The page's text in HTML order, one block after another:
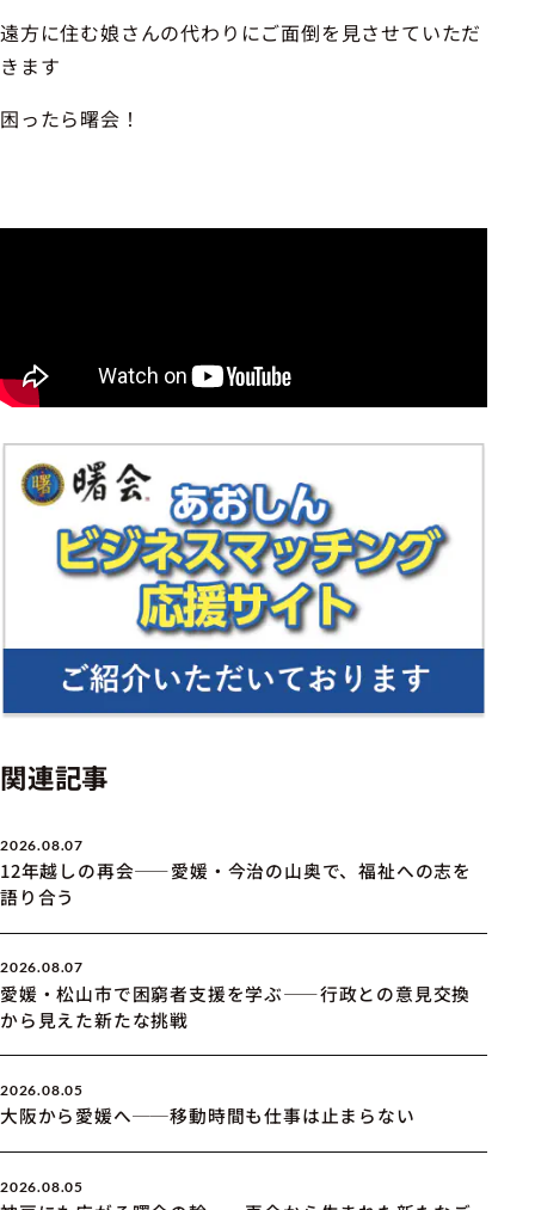
遠方に住む娘さんの代わりにご面倒を見させていただ
きます
困ったら曙会！
関連記事
2026.08.07
12年越しの再会――愛媛・今治の山奥で、福祉への志を
語り合う
2026.08.07
愛媛・松山市で困窮者支援を学ぶ――行政との意見交換
から見えた新たな挑戦
2026.08.05
大阪から愛媛へ──移動時間も仕事は止まらない
2026.08.05